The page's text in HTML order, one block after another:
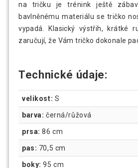
na tričku je trénink ještě
bavlněnému materiálu se tričko
vypadá. Klasický výstřih, krátké
zaručují, že Vám tričko dokonale
Technické údaje:
velikost: S
barva: černá/růžová
prsa:86 cm
pas: 70,5 cm
boky: 95 cm